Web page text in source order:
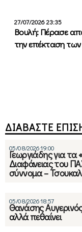
27/07/2026 23:35
Βουλή: Πέρασε
την επέκταση
ΔΙΑΒΑΣΤΕ
05/08/2026 19:00
Γεωργιάδης για
Διαφάνειας του
σύννομα –
05/08/2026 18:57
Θανάσης
αλλά πεθαίνει